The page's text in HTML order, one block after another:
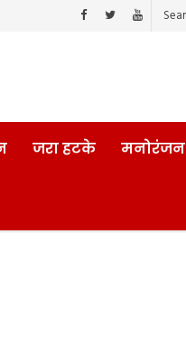
जरा हटके मनोरंजन